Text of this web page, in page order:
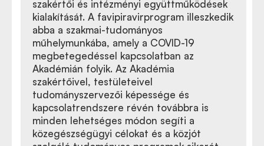
szakértői és intézményi együttműködések
kialakítását. A favipiravirprogram illeszkedik
abba a szakmai-tudományos
műhelymunkába, amely a COVID-19
megbetegedéssel kapcsolatban az
Akadémián folyik. Az Akadémia
szakértőivel, testületeivel
tudományszervezői képessége és
kapcsolatrendszere révén továbbra is
minden lehetséges módon segíti a
közegészségügyi célokat és a közjót